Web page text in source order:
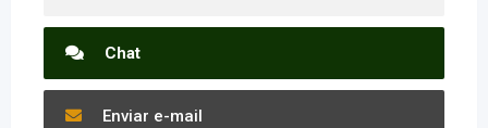
Chat
Enviar e-mail